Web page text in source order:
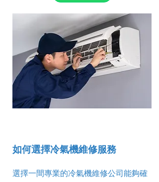
如何選擇冷氣機維修服務
選擇一間專業的冷氣機維修公司能夠確